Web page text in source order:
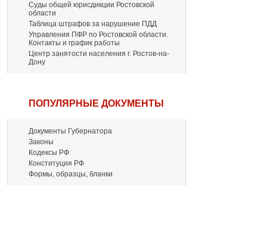
Суды общей юрисдикции Ростовской
области
Таблица штрафов за нарушение ПДД
Управления ПФР по Ростовской области.
Контакты и график работы
Центр занятости населения г. Ростов-на-
Дону
ПОПУЛЯРНЫЕ ДОКУМЕНТЫ
Документы Губернатора
Законы
Кодексы РФ
Конституция РФ
Формы, образцы, бланки